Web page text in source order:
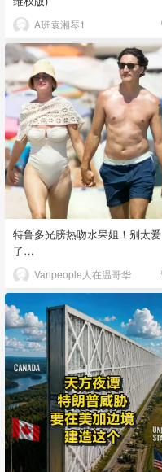
A班袁湘琴1
特鲁多光膀热吻水果姐！别太爱
了…
Vanpeople人在温哥华